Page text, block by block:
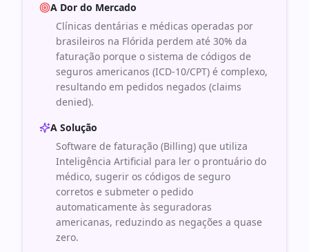
A Dor do Mercado
Clínicas dentárias e médicas operadas por
brasileiros na Flórida perdem até 30% da
faturação porque o sistema de códigos de
seguros americanos (ICD-10/CPT) é complexo,
resultando em pedidos negados (claims
denied).
A Solução
Software de faturação (Billing) que utiliza
Inteligência Artificial para ler o prontuário do
médico, sugerir os códigos de seguro
corretos e submeter o pedido
automaticamente às seguradoras
americanas, reduzindo as negações a quase
zero.